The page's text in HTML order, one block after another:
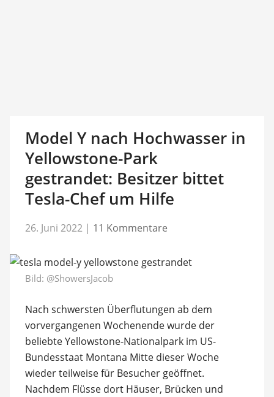
Model Y nach Hochwasser in
Yellowstone-Park
gestrandet: Besitzer bittet
Tesla-Chef um Hilfe
26. Juni 2022 | 11 Kommentare
Bild: @ShowersJacob
Nach schwersten Überflutungen ab dem
vorvergangenen Wochenende wurde der
beliebte Yellowstone-Nationalpark im US-
Bundesstaat Montana Mitte dieser Woche
wieder teilweise für Besucher geöffnet.
Nachdem Flüsse dort Häuser, Brücken und